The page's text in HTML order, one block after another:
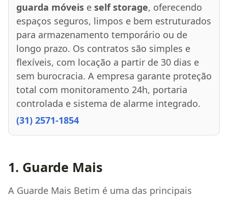
guarda móveis e self storage, oferecendo
espaços seguros, limpos e bem estruturados
para armazenamento temporário ou de
longo prazo. Os contratos são simples e
flexíveis, com locação a partir de 30 dias e
sem burocracia. A empresa garante proteção
total com monitoramento 24h, portaria
controlada e sistema de alarme integrado.
(31) 2571-1854
1. Guarde Mais
A Guarde Mais Betim é uma das principais